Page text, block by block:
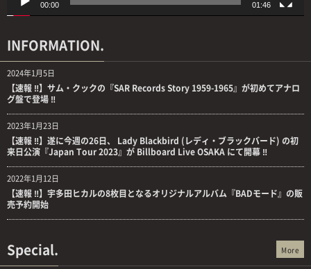
00:00 01:46
INFORMATION.
2024年1月5日
【速報 ‼】サム・クックの『SAR Records Story 1959-1965』が初めてアナロ
グ盤で登場 ‼
2023年1月23日
【速報 ‼】遂に今週の26日、 Lady Blackbird (レディ・ブラックバード) の初
来日公演『Japan Tour 2023』が Billboard Live OSAKA にて開幕 ‼
2022年1月12日
【速報 ‼】宇多田ヒカルの8枚目となるオリジナルアルバム『BADモード』の販
売予約開始
Special. More